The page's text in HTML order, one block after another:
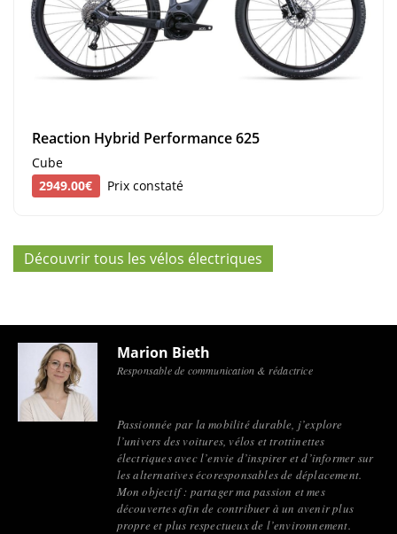
Reaction Hybrid Performance 625
Cube
2949.00€
Prix constaté
Découvrir tous les vélos électriques
Marion Bieth
Responsable de communication & rédactrice
Passionnée par la mobilité durable, j’explore
l’univers des voitures, vélos et trottinettes
électriques avec l’envie d’inspirer et d’informer sur
les alternatives écoresponsables de déplacement.
Mon objectif : partager ma passion et mes
découvertes afin de contribuer à un avenir plus
propre et plus respectueux de l’environnement.